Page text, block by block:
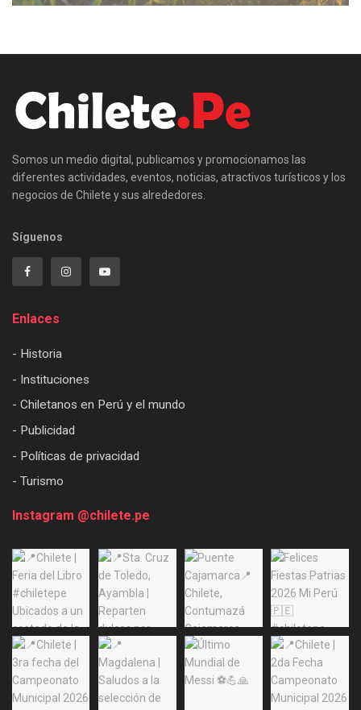
Somos un medio digital, publicamos y promocionamos las
diferentes actividades, eventos, noticias, atractivos turísticos y los
negocios de Chilete y sus alrededores.
Síguenos
Enlaces
- Historia
- Instituciones
- Chiletanos en Perú y el mundo
- Publicidad
- Políticas de privacidad
- Turismo
Instagram @chilete.pe